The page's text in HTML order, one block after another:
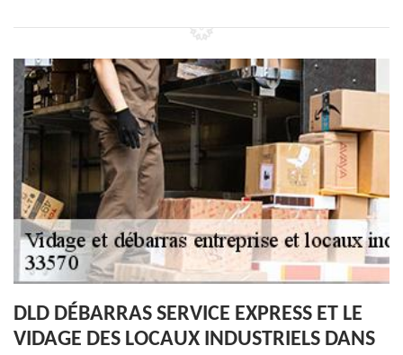
DLD DÉBARRAS SERVICE EXPRESS ET LE
VIDAGE DES LOCAUX INDUSTRIELS DANS